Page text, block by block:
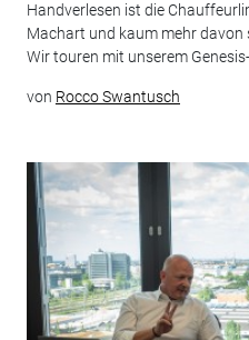
Handverlesen ist die
Machart und kaum mehr davon
Wir touren mit unserem
von Rocco Swantusch